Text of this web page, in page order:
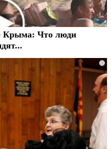
Крыма: Что люди
i